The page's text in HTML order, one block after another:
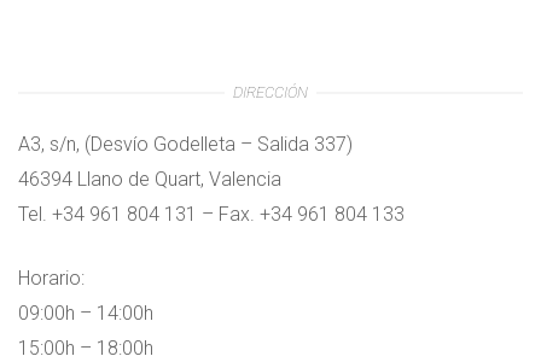
DIRECCIÓN
A3, s/n, (Desvío Godelleta – Salida 337)
46394 Llano de Quart, Valencia
Tel. +34 961 804 131 – Fax. +34 961 804 133
Horario:
09:00h – 14:00h
15:00h – 18:00h